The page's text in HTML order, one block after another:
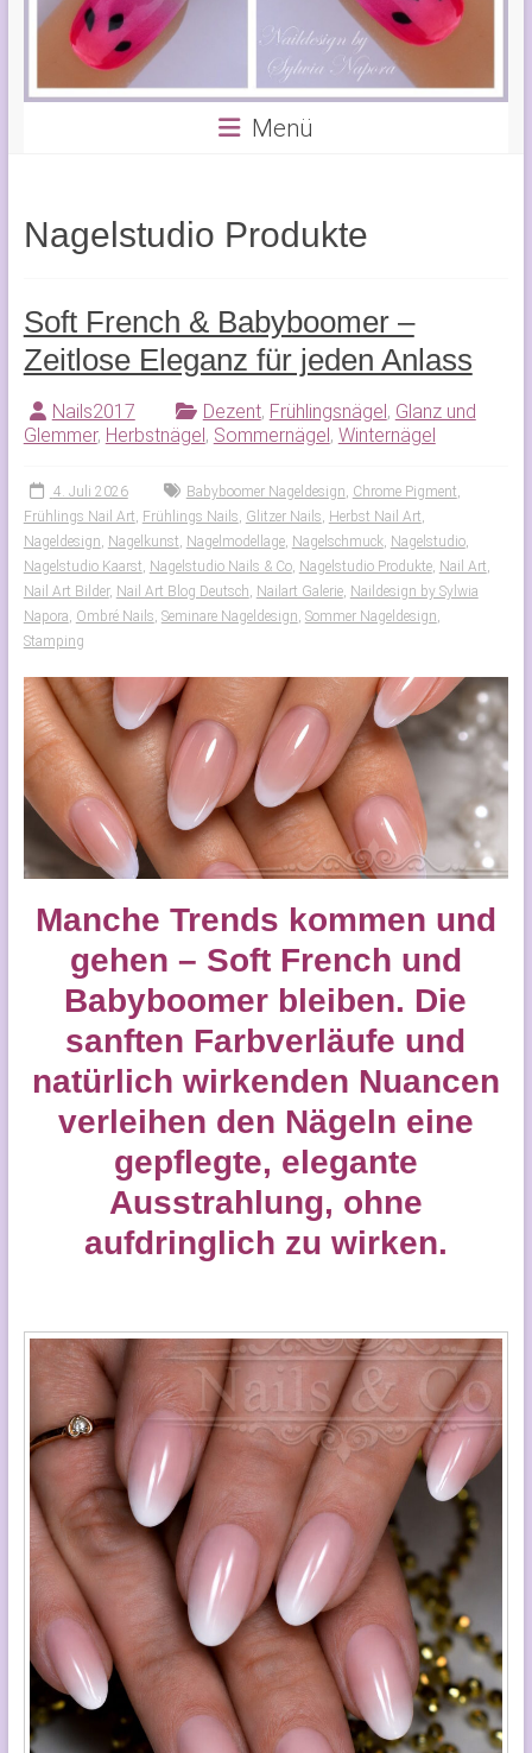
Menü
Nagelstudio Produkte
Soft French & Babyboomer –
Zeitlose Eleganz für jeden Anlass
Nails2017 Dezent, Frühlingsnägel, Glanz und
Glemmer, Herbstnägel, Sommernägel, Winternägel
4. Juli 2026 Babyboomer Nageldesign, Chrome Pigment,
Frühlings Nail Art, Frühlings Nails, Glitzer Nails, Herbst Nail Art,
Nageldesign, Nagelkunst, Nagelmodellage, Nagelschmuck, Nagelstudio,
Nagelstudio Kaarst, Nagelstudio Nails & Co, Nagelstudio Produkte, Nail Art,
Nail Art Bilder, Nail Art Blog Deutsch, Nailart Galerie, Naildesign by Sylwia
Napora, Ombré Nails, Seminare Nageldesign, Sommer Nageldesign,
Stamping
Manche Trends kommen und
gehen – Soft French und
Babyboomer bleiben. Die
sanften Farbverläufe und
natürlich wirkenden Nuancen
verleihen den Nägeln eine
gepflegte, elegante
Ausstrahlung, ohne
aufdringlich zu wirken.